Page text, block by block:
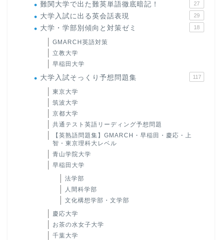
難関大学で出た難英単語徹底暗記！ 27
大学入試に出る英会話表現 29
大学・学部別傾向と対策ゼミ 18
GMARCH英語対策
立教大学
早稲田大学
大学入試そっくり予想問題集 117
東京大学
筑波大学
京都大学
共通テスト英語リーディング予想問題
【英熟語問題集】GMARCH・早稲田・慶応・上
智・東京理科大レベル
青山学院大学
早稲田大学
法学部
人間科学部
文化構想学部・文学部
慶応大学
お茶の水女子大学
千葉大学